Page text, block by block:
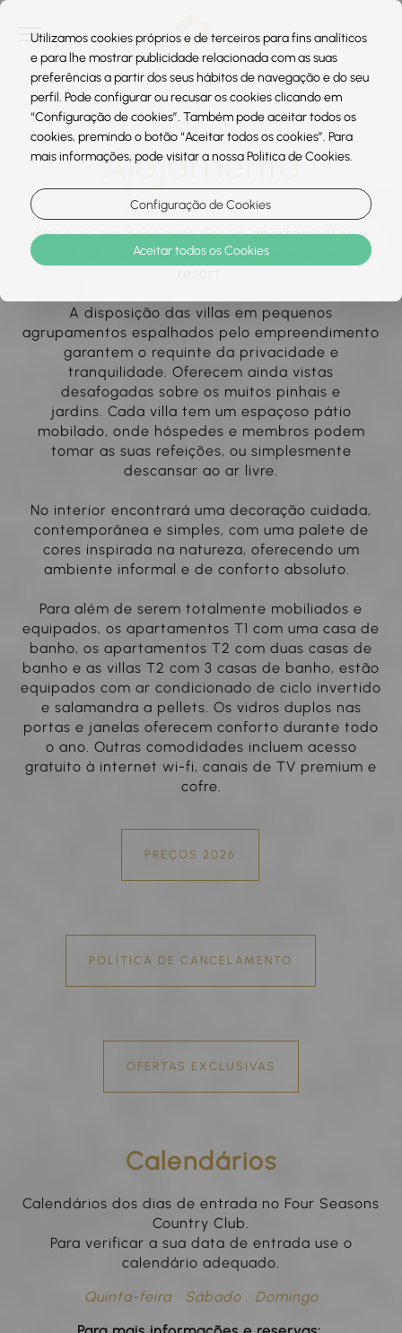
Alojamento
Sinta-se em casa num dos 96 apartamentos e
villas de arquitectura clássica e elegante do
A disposição das villas em pequenos
agrupamentos espalhados pelo empreendimento
garantem o requinte da privacidade e
tranquilidade. Oferecem ainda vistas
desafogadas sobre os muitos pinhais e
jardins. Cada villa tem um espaçoso pátio
mobilado, onde hóspedes e membros podem
tomar as suas refeições, ou simplesmente
descansar ao ar livre.
No interior encontrará uma decoração cuidada,
contemporânea e simples, com uma palete de
cores inspirada na natureza, oferecendo um
ambiente informal e de conforto absoluto.
Para além de serem totalmente mobiliados e
equipados, os apartamentos T1 com uma casa de
banho, os apartamentos T2 com duas casas de
banho e as villas T2 com 3 casas de banho, estão
equipados com ar condicionado de ciclo invertido
e salamandra a pellets. Os vidros duplos nas
portas e janelas oferecem conforto durante todo
o ano. Outras comodidades incluem acesso
gratuito à internet wi-fi, canais de TV premium e
cofre.
PREÇOS 2026
POLÍTICA DE CANCELAMENTO
OFERTAS EXCLUSIVAS
Calendários
Calendários dos dias de entrada no Four Seasons
Country Club.
Para verificar a sua data de entrada use o
calendário adequado.
Quinta-feira
Sábado
Domingo
Utilizamos cookies próprios e de terceiros para fins analíticos
e para lhe mostrar publicidade relacionada com as suas
preferências a partir dos seus hábitos de navegação e do seu
perfil. Pode configurar ou recusar os cookies clicando em
“Configuração de cookies”. Também pode aceitar todos os
cookies, premindo o botão “Aceitar todos os cookies”. Para
mais informações, pode visitar a nossa Politica de Cookies.
Configuração de Cookies
Aceitar todos os Cookies